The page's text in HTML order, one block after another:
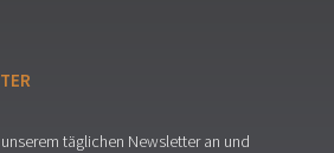
täglichen Newsletter an und